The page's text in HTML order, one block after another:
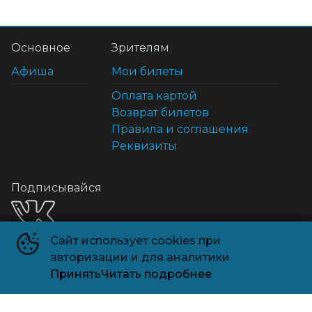
Сайт использует cookies при
авторизации и для аналитики
ПринятьЧитать подробнее
Основное
Афиша
Зрителям
Мои билеты
Оплата картой
Возврат билетов
Правила и соглашения
Реквизиты
Подписывайся
Способы оплаты